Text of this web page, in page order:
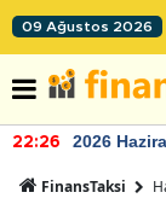
09 Ağustos 2026
22:26 2026
FinansTaksi